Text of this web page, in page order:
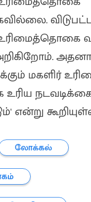
மகளிர்
உரிய
என்று
லோக்கல்